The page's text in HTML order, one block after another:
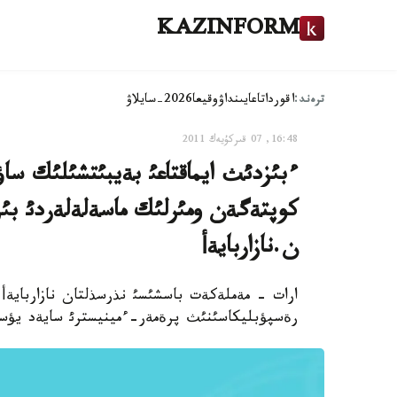
KAZINFORM
ترەند:اقورداتاعايىنداۋوقيعا2026-سايلاۋ
16:48, 07 قىركۇيەك 2011
ءبئزدئث ايماقتاعئ بةيبئتشئلئك
كوپتةگةن ومئرلئك
ن.نازاربايةأ
ارات - مةملةكةت باسشئسئ نذرسذلتان
رةسپؤبليكاسئنئث پرةمةر-ءمينيسترئ سايةد